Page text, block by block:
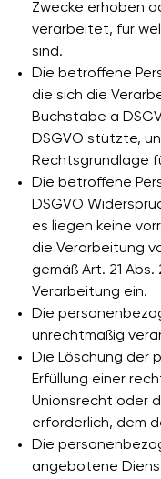
Zwecke erhoben
verarbeitet, für
sind.
Die betroffene
die sich die
Buchstabe a
DSGVO stützte,
Rechtsgrundlage
Die betroffene
DSGVO
es liegen keine
die Verarbeitung
gemäß Art. 21
Verarbeitung ein.
Die
unrechtmäßig
Die Löschung der
Erfüllung einer
Unionsrecht oder
erforderlich, dem
Die
angebotene